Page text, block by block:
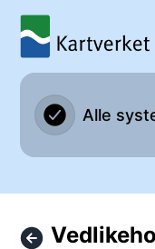
Kartverket -
Alle